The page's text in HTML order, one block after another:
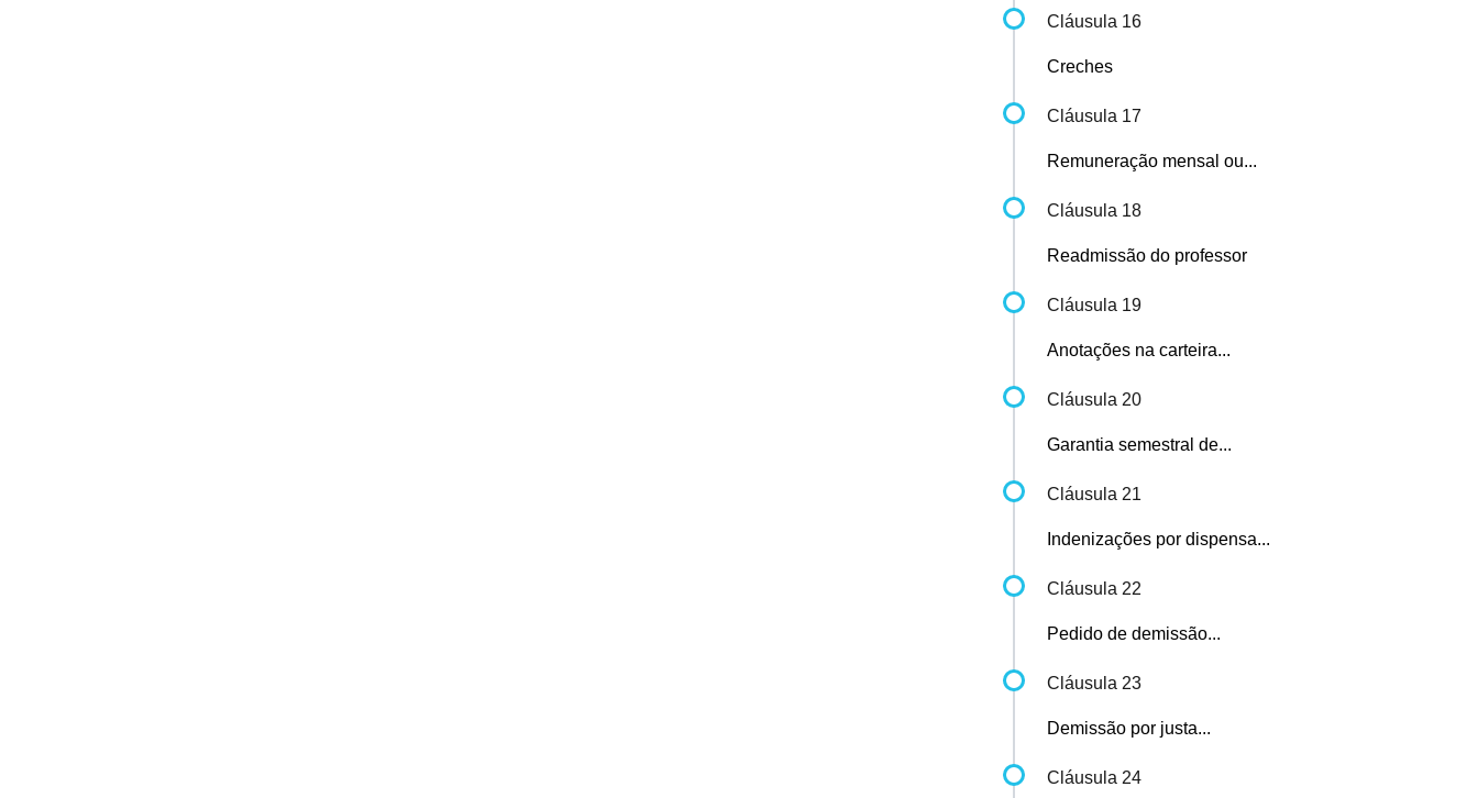
Cláusula 16
Creches
Cláusula 17
Remuneração mensal ou...
Cláusula 18
Readmissão do professor
Cláusula 19
Anotações na carteira...
Cláusula 20
Garantia semestral de...
Cláusula 21
Indenizações por dispensa...
Cláusula 22
Pedido de demissão...
Cláusula 23
Demissão por justa...
Cláusula 24